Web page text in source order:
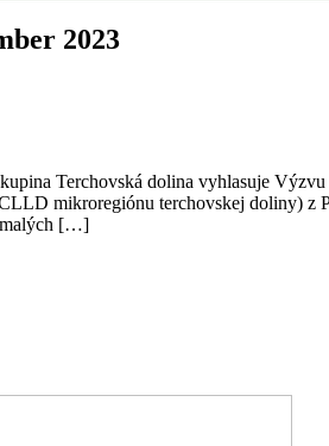
2023
Terchovská dolina vyhlasuje
mikroregiónu terchovskej doliny) z
malých […]